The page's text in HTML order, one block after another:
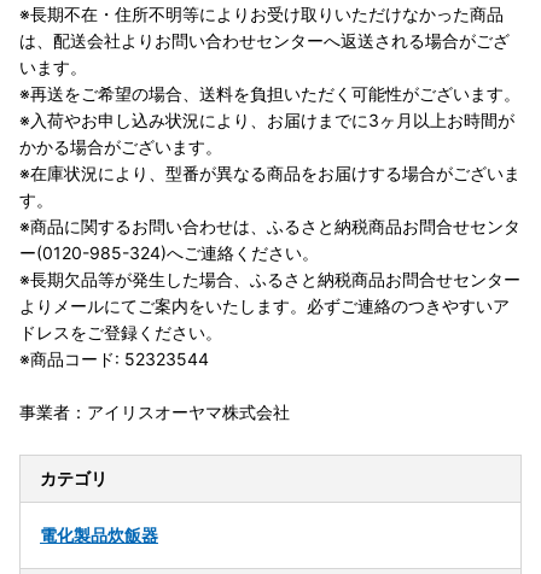
※長期不在・住所不明等によりお受け取りいただけなかった商品
は、配送会社よりお問い合わせセンターへ返送される場合がござ
います。
※再送をご希望の場合、送料を負担いただく可能性がございます。
※入荷やお申し込み状況により、お届けまでに3ヶ月以上お時間が
かかる場合がございます。
※在庫状況により、型番が異なる商品をお届けする場合がございま
す。
※商品に関するお問い合わせは、ふるさと納税商品お問合せセンタ
ー(0120-985-324)へご連絡ください。
※長期欠品等が発生した場合、ふるさと納税商品お問合せセンター
よりメールにてご案内をいたします。必ずご連絡のつきやすいア
ドレスをご登録ください。
※商品コード: 52323544
事業者：アイリスオーヤマ株式会社
カテゴリ
電化製品炊飯器